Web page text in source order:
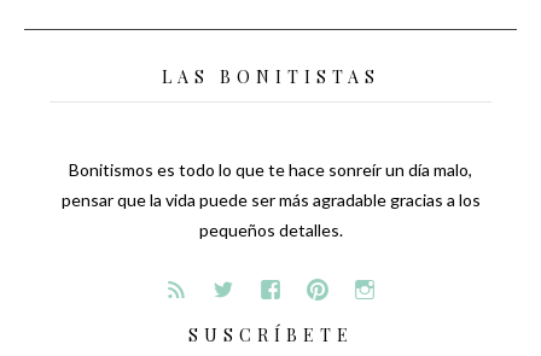
LAS BONITISTAS
Bonitismos es todo lo que te hace sonreír un día malo,
pensar que la vida puede ser más agradable gracias a los
pequeños detalles.
SUSCRÍBETE